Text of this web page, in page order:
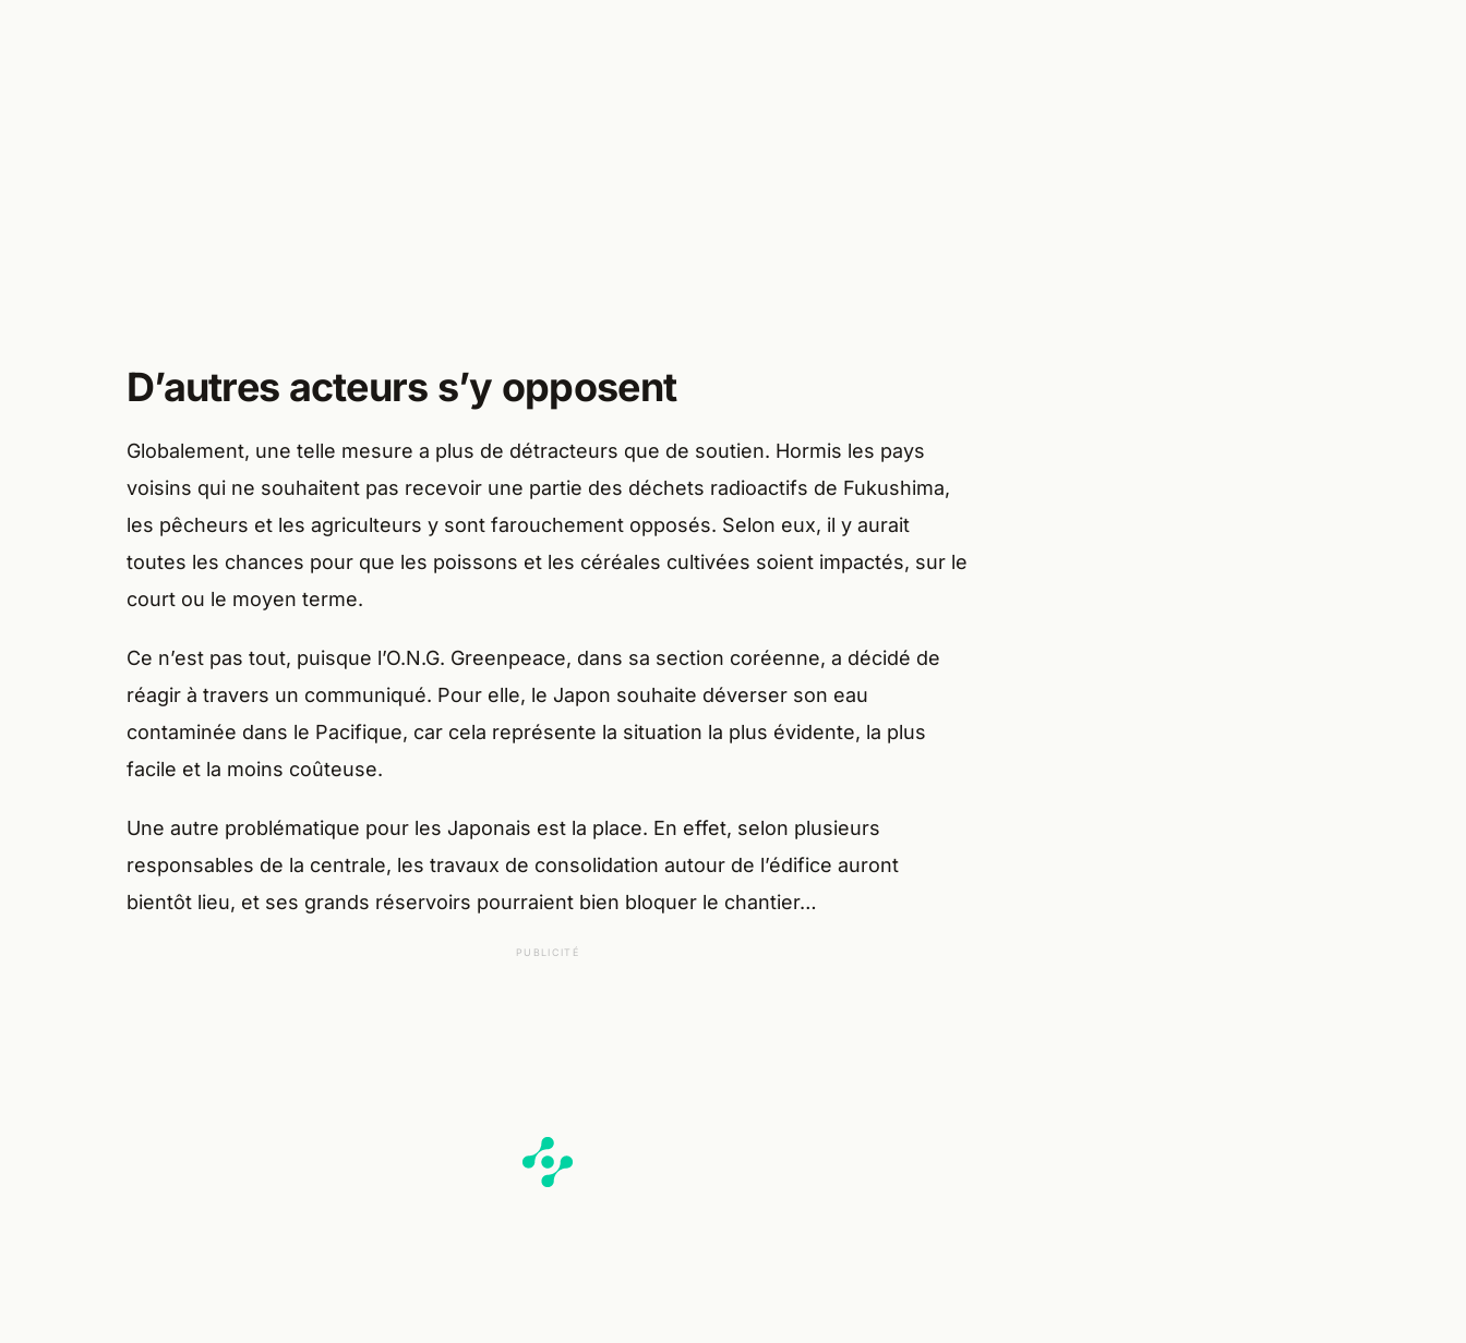
D’autres acteurs s’y opposent
Globalement, une telle mesure a plus de détracteurs que de soutien. Hormis les pays
voisins qui ne souhaitent pas recevoir une partie des déchets radioactifs de Fukushima,
les pêcheurs et les agriculteurs y sont farouchement opposés. Selon eux, il y aurait
toutes les chances pour que les poissons et les céréales cultivées soient impactés, sur le
court ou le moyen terme.
Ce n’est pas tout, puisque l’O.N.G. Greenpeace, dans sa section coréenne, a décidé de
réagir à travers un communiqué. Pour elle, le Japon souhaite déverser son eau
contaminée dans le Pacifique, car cela représente la situation la plus évidente, la plus
facile et la moins coûteuse.
Une autre problématique pour les Japonais est la place. En effet, selon plusieurs
responsables de la centrale, les travaux de consolidation autour de l’édifice auront
bientôt lieu, et ses grands réservoirs pourraient bien bloquer le chantier…
PUBLICITÉ